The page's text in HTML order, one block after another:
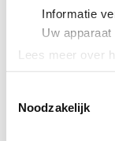
Informatie
Uw
Lees meer over
We gebruiken
Noodzakelijk